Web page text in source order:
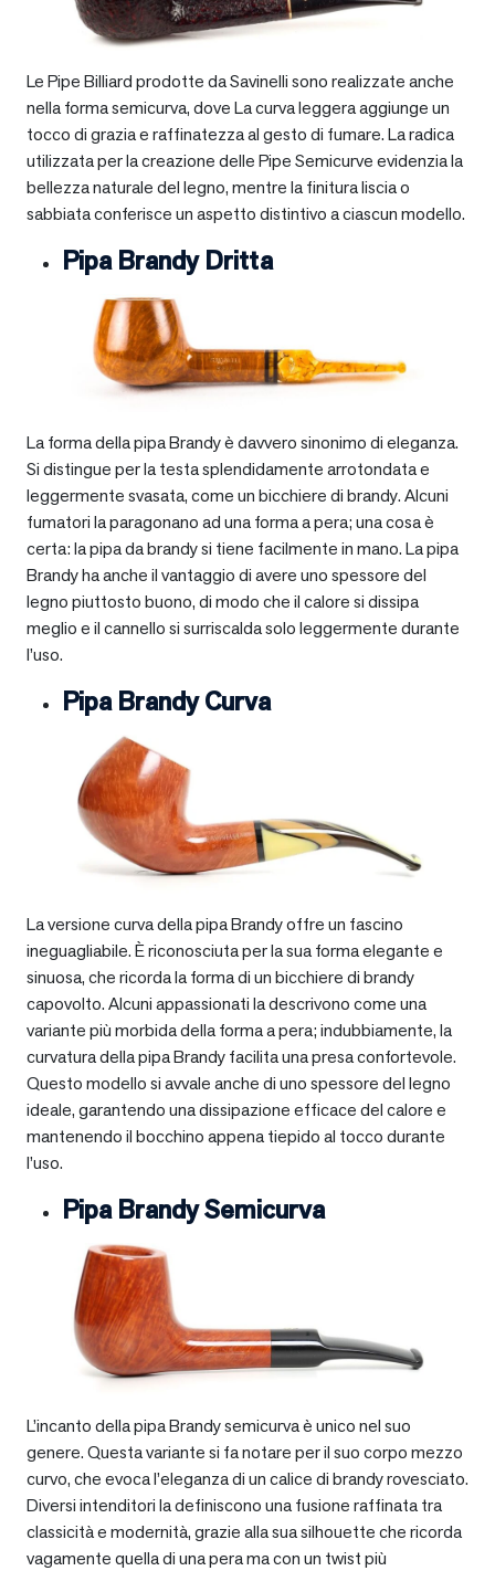
Le Pipe Billiard prodotte da Savinelli sono realizzate anche
nella forma semicurva, dove La curva leggera aggiunge un
tocco di grazia e raffinatezza al gesto di fumare. La radica
utilizzata per la creazione delle Pipe Semicurve evidenzia la
bellezza naturale del legno, mentre la finitura liscia o
sabbiata conferisce un aspetto distintivo a ciascun modello.
Pipa Brandy Dritta
La forma della pipa Brandy è davvero sinonimo di eleganza.
Si distingue per la testa splendidamente arrotondata e
leggermente svasata, come un bicchiere di brandy. Alcuni
fumatori la paragonano ad una forma a pera; una cosa è
certa: la pipa da brandy si tiene facilmente in mano. La pipa
Brandy ha anche il vantaggio di avere uno spessore del
legno piuttosto buono, di modo che il calore si dissipa
meglio e il cannello si surriscalda solo leggermente durante
l’uso.
Pipa Brandy Curva
La versione curva della pipa Brandy offre un fascino
ineguagliabile. È riconosciuta per la sua forma elegante e
sinuosa, che ricorda la forma di un bicchiere di brandy
capovolto. Alcuni appassionati la descrivono come una
variante più morbida della forma a pera; indubbiamente, la
curvatura della pipa Brandy facilita una presa confortevole.
Questo modello si avvale anche di uno spessore del legno
ideale, garantendo una dissipazione efficace del calore e
mantenendo il bocchino appena tiepido al tocco durante
l’uso.
Pipa Brandy Semicurva
L’incanto della pipa Brandy semicurva è unico nel suo
genere. Questa variante si fa notare per il suo corpo mezzo
curvo, che evoca l’eleganza di un calice di brandy rovesciato.
Diversi intenditori la definiscono una fusione raffinata tra
classicità e modernità, grazie alla sua silhouette che ricorda
vagamente quella di una pera ma con un twist più